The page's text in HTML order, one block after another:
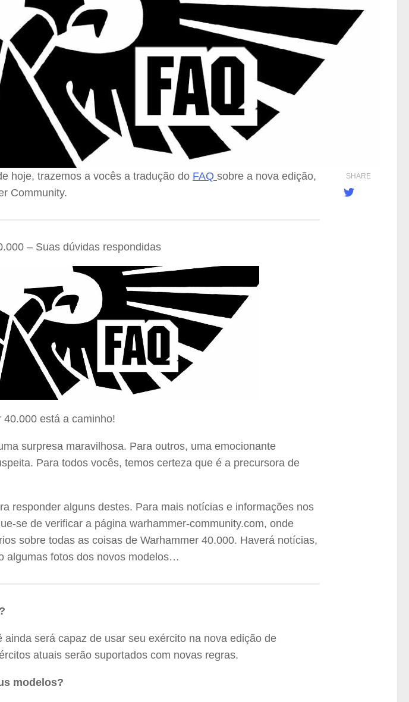
hoje, trazemos a vocês a tradução do FAQ sobre a nova edição,
Community.
– Suas dúvidas respondidas
está a caminho!
surpresa maravilhosa. Para outros, uma emocionante
Para todos vocês, temos certeza que é a precursora de
responder alguns destes. Para mais notícias e informações nos
se de verificar a página warhammer-community.com, onde
sobre todas as coisas de Warhammer 40.000. Haverá notícias,
algumas fotos dos novos modelos…
ainda será capaz de usar seu exército na nova edição de
atuais serão suportados com novas regras.
modelos?
SHARE